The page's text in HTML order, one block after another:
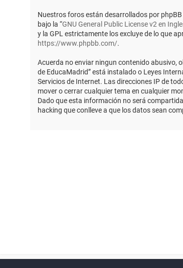
Nuestros foros están desarrollados por phpBB
bajo la “GNU General Public License v2 en
y la GPL estrictamente los excluye de lo que
https://www.phpbb.com/.
Acuerda no enviar ningun contenido abusivo,
de EducaMadrid” está instalado o Leyes
Servicios de Internet. Las direcciones IP de
mover o cerrar cualquier tema en cualquier
Dado que esta información no será
hacking que conlleve a que los datos sean